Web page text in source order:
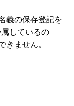
義の保存登記を
しているの
きません。